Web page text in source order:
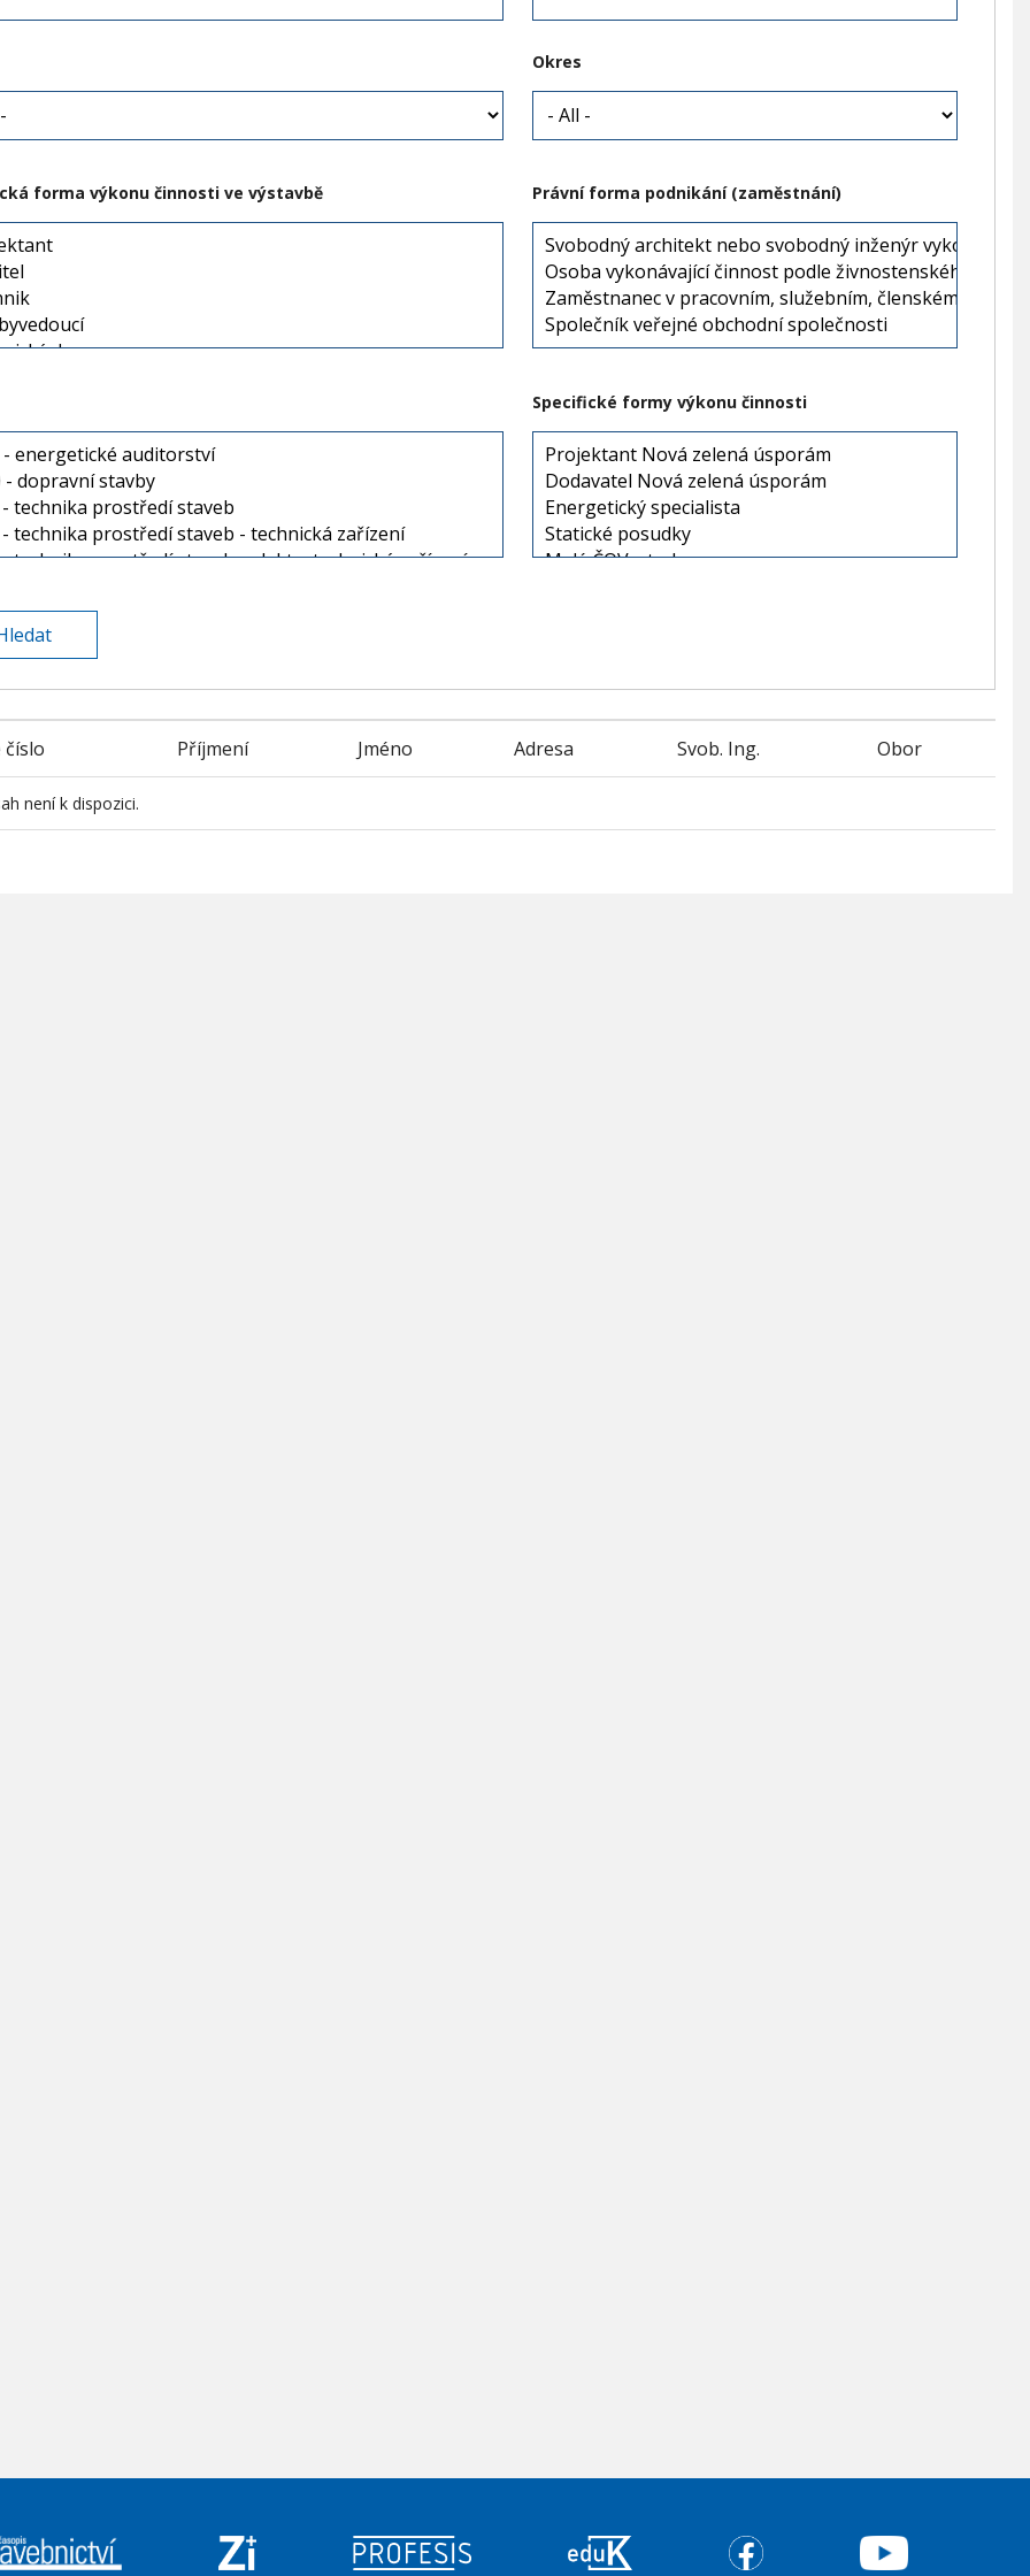
Okres
forma výkonu činnosti ve výstavbě
Specifické formy výkonu činnosti
Právní forma podnikání (zaměstnání)
číslo Příjmení Jméno Adresa Svob. Ing. Obor
není k dispozici.